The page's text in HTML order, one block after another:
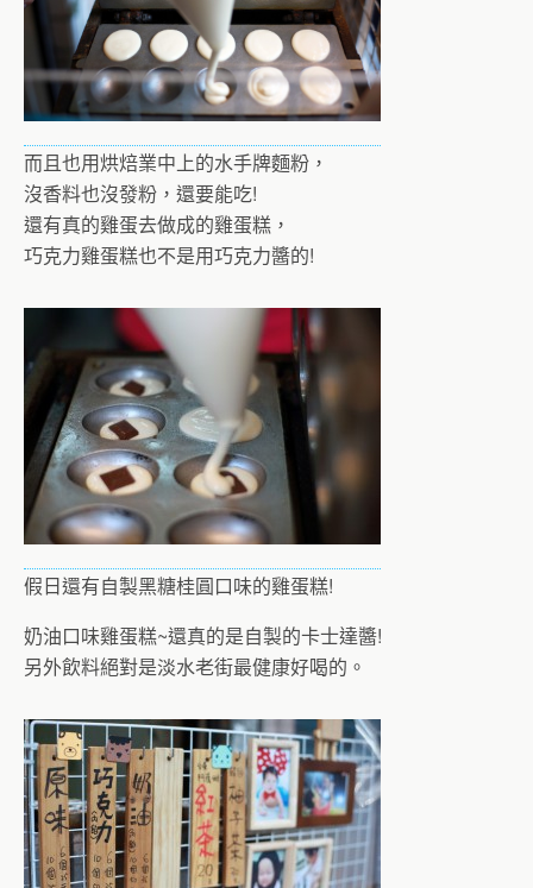
而且也用烘焙業中上的水手牌麵粉，
沒香料也沒發粉，還要能吃!
還有真的雞蛋去做成的雞蛋糕，
巧克力雞蛋糕也不是用巧克力醬的!
假日還有自製黑糖桂圓口味的雞蛋糕!
奶油口味雞蛋糕~還真的是自製的卡士達醬!
另外飲料絕對是淡水老街最健康好喝的。